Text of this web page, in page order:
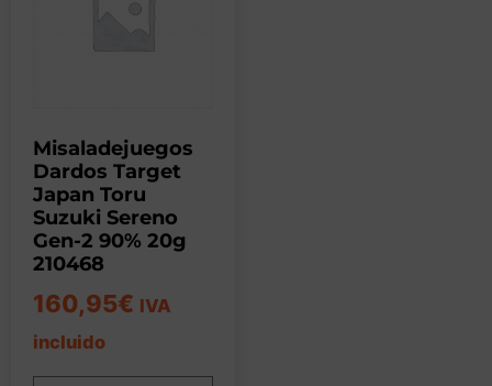
Misaladejuegos
Dardos Target
Japan Toru
Suzuki Sereno
Gen-2 90% 20g
210468
160,95€ IVA
incluido